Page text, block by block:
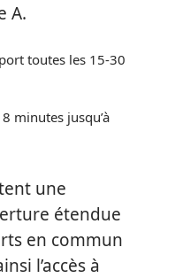
A.
toutes les 15-30
minutes jusqu’à
une
étendue
en commun
l’accès à